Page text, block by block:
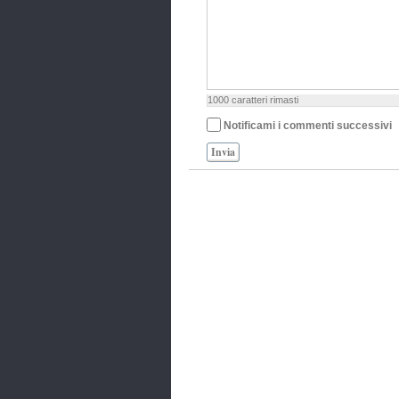
1000 caratteri rimasti
Notificami i commenti successivi
Invia